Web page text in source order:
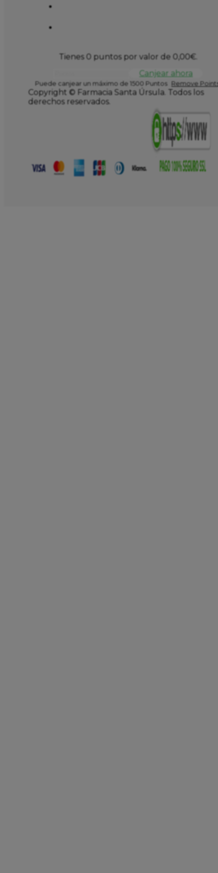
Tienes 0 puntos por valor de 0,00€.
Canjear ahora
Puede canjear un máximo de 1500 Puntos Remove
Copyright © Farmacia Santa Úrsula. Todos los
derechos reservados.